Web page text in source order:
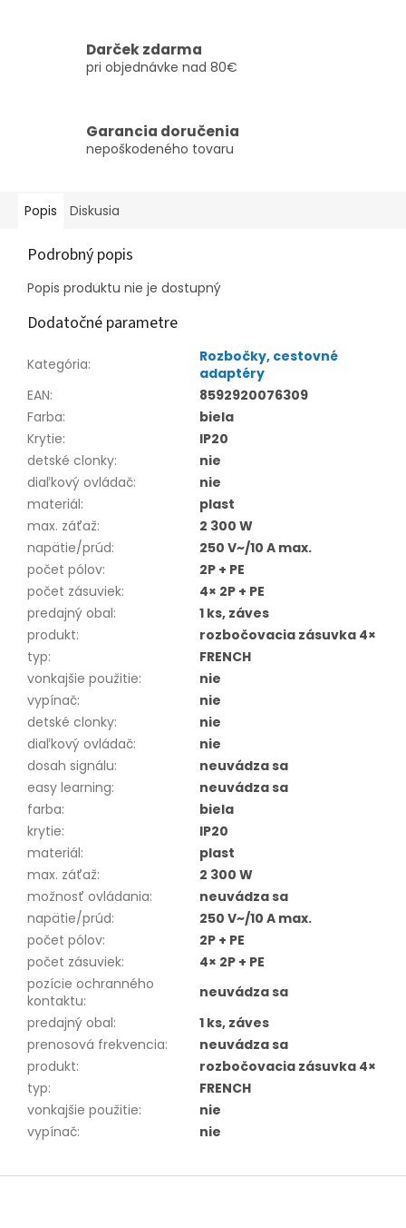
Darček zdarma
pri objednávke nad 80€
Garancia doručenia
nepoškodeného tovaru
Popis Diskusia
Podrobný popis
Popis produktu nie je dostupný
Dodatočné parametre
Kategória:
Rozbočky, cestovné
adaptéry
EAN:
8592920076309
Farba:
biela
Krytie:
IP20
detské clonky:
nie
diaľkový ovládač:
nie
materiál:
plast
max. záťaž:
2 300 W
napätie/prúd:
250 V~/10 A max.
počet pólov:
2P + PE
počet zásuviek:
4× 2P + PE
predajný obal:
1 ks, záves
produkt:
rozbočovacia zásuvka 4×
typ:
FRENCH
vonkajšie použitie:
nie
vypínač:
nie
detské clonky:
nie
diaľkový ovládač:
nie
dosah signálu:
neuvádza sa
easy learning:
neuvádza sa
farba:
biela
krytie:
IP20
materiál:
plast
max. záťaž:
2 300 W
možnosť ovládania:
neuvádza sa
napätie/prúd:
250 V~/10 A max.
počet pólov:
2P + PE
počet zásuviek:
4× 2P + PE
pozície ochranného
kontaktu:
neuvádza sa
predajný obal:
1 ks, záves
prenosová frekvencia:
neuvádza sa
produkt:
rozbočovacia zásuvka 4×
typ:
FRENCH
vonkajšie použitie:
nie
vypínač: nie
Z